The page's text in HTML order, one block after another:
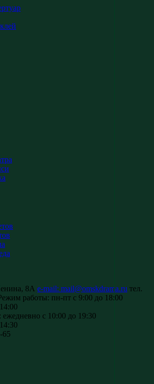
8А e-mail: mail@omskdrama.ru тел.
работы: пн-пт с 9:00 до 18:00
ежедневно с 10:00 до 19:30
65